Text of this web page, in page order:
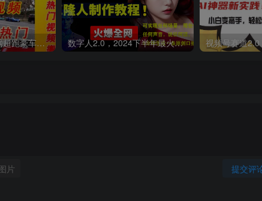
外面收费398元外网超跑豪车汽车视频搬运至快手抖音上热门项目 数字人2.0，2024下半年最火项目，无限免费生成视频，可实现任何场景，用任何形象，任何声音，说任何话，5分钟生成一条原创口播视频。
提交评
片